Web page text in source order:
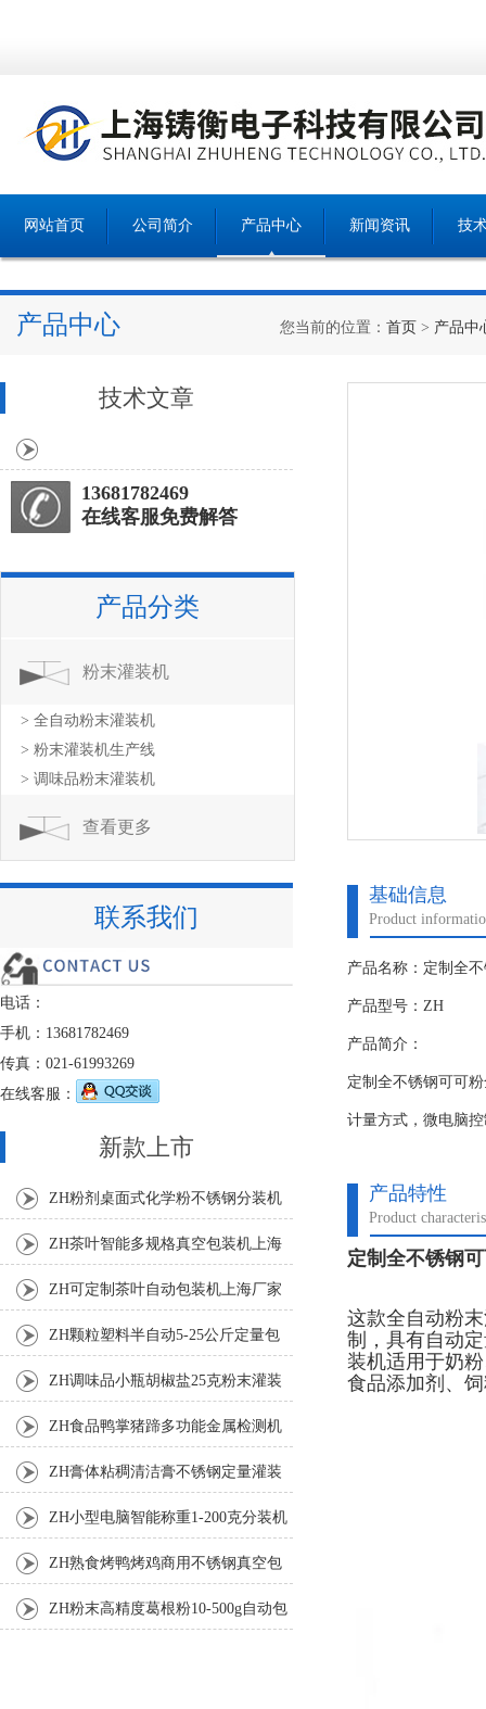
网站首页 公司简介 产品中心 新闻资讯 技
产品中心 您当前的位置： 首页 > 产品中
基础信息
Product
产品名称：定制全
产品型号：ZH
产品简介：
定制全不锈钢可可
计量方式，微电脑
产品特性
Product
定制全不锈钢
这款全自动粉
制，具有自动
装机适用于奶
食品添加剂、
技术文章
13681782469
在线客服免费解答
产品分类
粉末灌装机
> 全自动粉末灌装机
> 粉末灌装机生产线
> 调味品粉末灌装机
查看更多
联系我们
电话：
手机：13681782469
传真：021-61993269
在线客服：
新款上市
ZH粉剂桌面式化学粉不锈钢分装机
ZH茶叶智能多规格真空包装机上海
厂家 ZH可定制茶叶自动包装机上海厂家
ZH颗粒塑料半自动5-25公斤定量包
装机 ZH调味品小瓶胡椒盐25克粉末灌装
ZH食品鸭掌猪蹄多功能金属检测机
ZH膏体粘稠清洁膏不锈钢定量灌装
机厂家 ZH小型电脑智能称重1-200克分装机
ZH熟食烤鸭烤鸡商用不锈钢真空包
装机 ZH粉末高精度葛根粉10-500g自动包